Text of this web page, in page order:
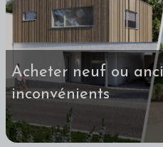
Acheter neuf ou
inconvénients